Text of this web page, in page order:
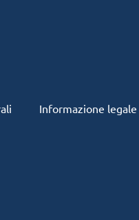
Informazione legale